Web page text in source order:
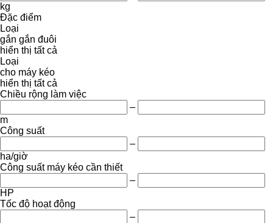
kg
Đặc điểm
Loại
gắn gắn đuôi
hiển thị tất cả
Loại
cho máy kéo
hiển thị tất cả
Chiều rộng làm việc
–
m
Công suất
–
ha/giờ
Công suất máy kéo cần thiết
–
HP
Tốc độ hoạt động
–